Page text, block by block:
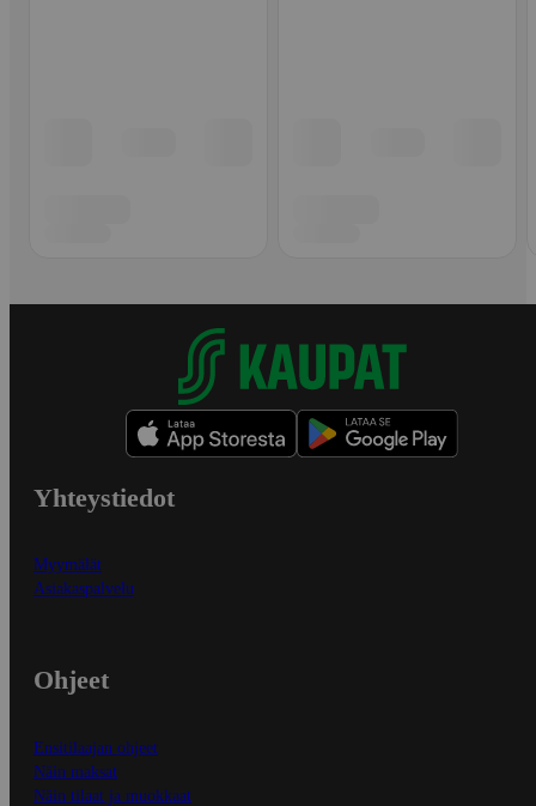
Yhteystiedot
Myymälät
Asiakaspalvelu
Ohjeet
Ensitilaajan ohjeet
Näin maksat
Näin tilaat ja muokkaat